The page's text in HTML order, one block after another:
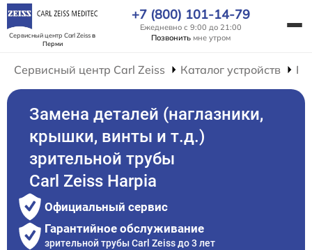
Сервисный центр Carl Zeissв
Перми
+7 (800) 101-14-79
Ежедневно с 9:00 до 21:00
Позвонить мне утром
Сервисный центр Carl Zeiss Каталог устройств
Замена деталей (наглазники,
крышки, винты и т.д.)
зрительной трубы
Carl Zeiss Harpia
Официальный сервис
Гарантийное обслуживание
зрительной трубы Carl Zeiss до 3 лет